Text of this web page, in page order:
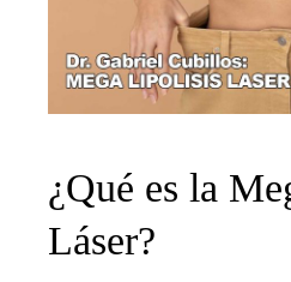
¿Qué es la
Láser?